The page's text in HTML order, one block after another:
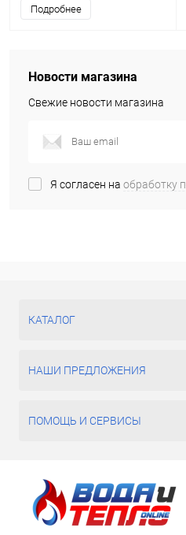
Подробнее
Новости магазина
Свежие новости магазина
Я согласен на обработку
КАТАЛОГ
НАШИ ПРЕДЛОЖЕНИЯ
ПОМОЩЬ И СЕРВИСЫ